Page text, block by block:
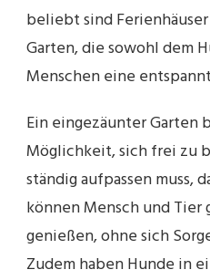
beliebt sind
Garten, die sowohl dem
Menschen eine
Ein eingezäunter Garten
Möglichkeit, sich frei zu
ständig aufpassen muss,
können Mensch und Tier
genießen, ohne sich
Zudem haben Hunde in